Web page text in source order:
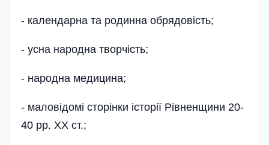
- календарна та родинна обрядовість;
- усна народна творчість;
- народна медицина;
- маловідомі сторінки історії Рівненщини 20-
40 pp. XX ст.;